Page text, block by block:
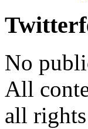
No
All
all